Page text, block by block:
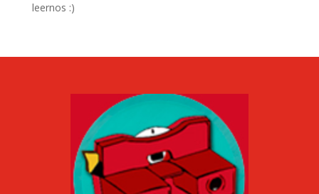
leernos :)